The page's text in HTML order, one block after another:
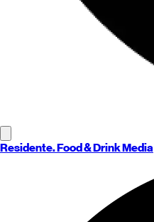
Residente. Food & Drink Media